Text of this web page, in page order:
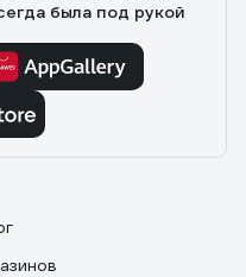
была под рукой